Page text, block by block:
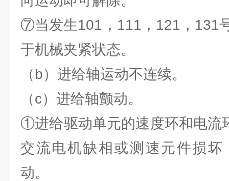
⑦当发生101，111，121，131
于机械夹紧状态。
（b）进给轴运动不连续。
（c）进给轴颤动。
①进给驱动单元的速度环和电流
交流电机缺相或测速元件损
动。